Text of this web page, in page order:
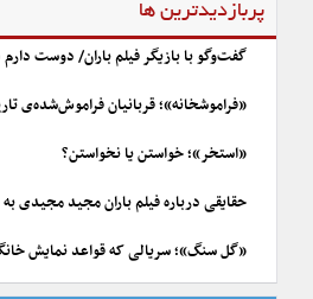
پربازدیدترین ها
گفت‌وگو با بازیگر فیلم باران/ دوست دارم
«فراموشخانه»؛ قربانیان فراموش‌شده‌ی
«استخر»؛ خواستن یا نخواستن؟
حقایقی درباره فیلم باران مجید مجیدی به
«گل سنگ»؛ سریالی که قواعد نمایش